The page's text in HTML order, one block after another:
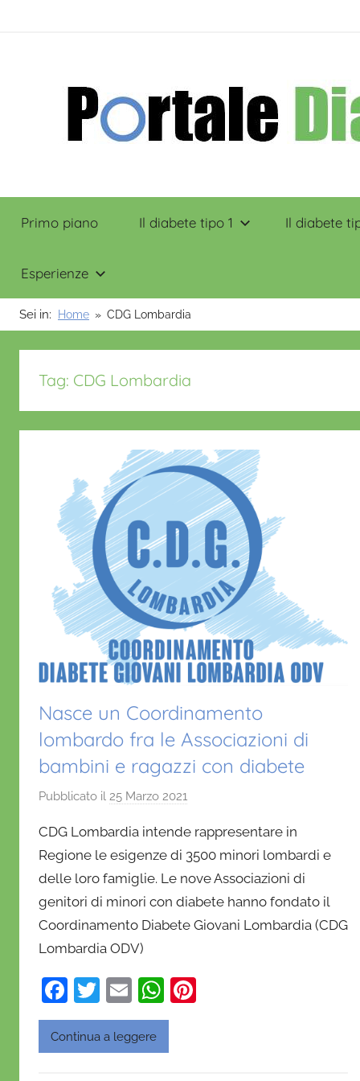
Portale
Diabete
Primo piano Il diabete tipo 1 Il diabete
Esperienze
Sei in: Home CDG Lombardia
Tag: CDG Lombardia
Nasce un Coordinamento
lombardo fra le Associazioni di
bambini e ragazzi con diabete
Pubblicato il 25 Marzo 2021
D
a
n
i
e
D
'
CDG Lombardia intende rappresentare in
Regione le esigenze di 3500 minori lombardi e
delle loro famiglie. Le nove Associazioni di
genitori di minori con diabete hanno fondato il
Coordinamento Diabete Giovani Lombardia (CDG
Lombardia ODV)
F
a
c
T
w
itt
E
m
ai
W
h
Continua a leggere